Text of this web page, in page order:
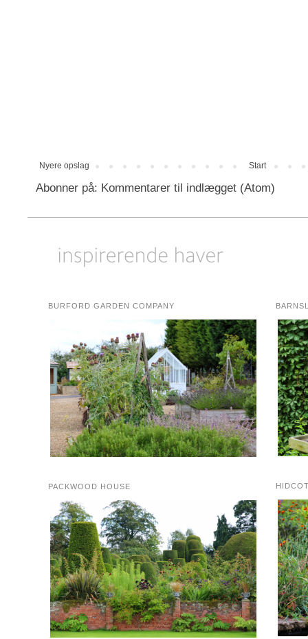
Nyere opslag Start
Abonner på: Kommentarer til indlægget (Atom)
BURFORD GARDEN COMPANY
PACKWOOD HOUSE